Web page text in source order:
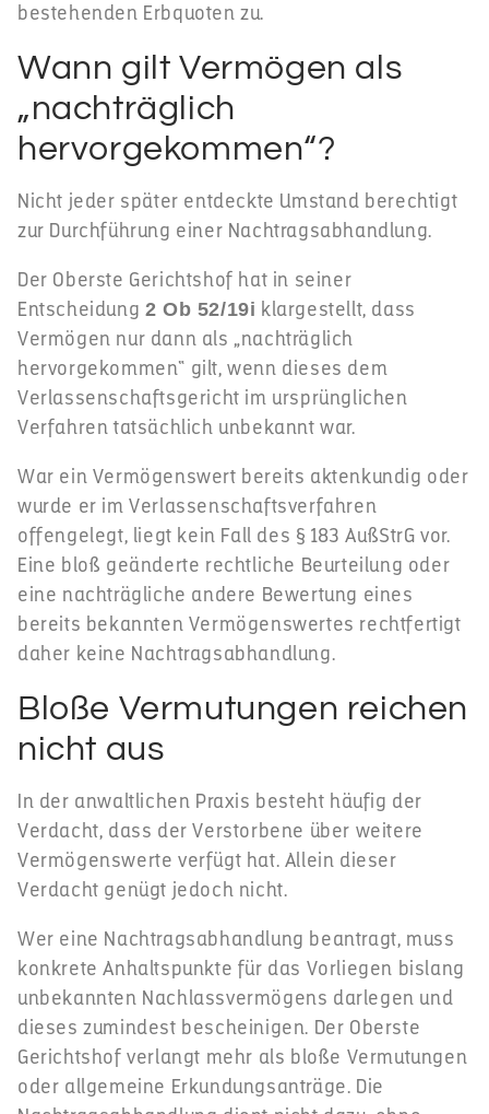
bestehenden Erbquoten zu.
Wann gilt Vermögen als
„nachträglich
hervorgekommen“?
Nicht jeder später entdeckte Umstand berechtigt
zur Durchführung einer Nachtragsabhandlung.
Der Oberste Gerichtshof hat in seiner
Entscheidung 2 Ob 52/19i klargestellt, dass
Vermögen nur dann als „nachträglich
hervorgekommen“ gilt, wenn dieses dem
Verlassenschaftsgericht im ursprünglichen
Verfahren tatsächlich unbekannt war.
War ein Vermögenswert bereits aktenkundig oder
wurde er im Verlassenschaftsverfahren
offengelegt, liegt kein Fall des § 183 AußStrG vor.
Eine bloß geänderte rechtliche Beurteilung oder
eine nachträgliche andere Bewertung eines
bereits bekannten Vermögenswertes rechtfertigt
daher keine Nachtragsabhandlung.
Bloße Vermutungen reichen
nicht aus
In der anwaltlichen Praxis besteht häufig der
Verdacht, dass der Verstorbene über weitere
Vermögenswerte verfügt hat. Allein dieser
Verdacht genügt jedoch nicht.
Wer eine Nachtragsabhandlung beantragt, muss
konkrete Anhaltspunkte für das Vorliegen bislang
unbekannten Nachlassvermögens darlegen und
dieses zumindest bescheinigen. Der Oberste
Gerichtshof verlangt mehr als bloße Vermutungen
oder allgemeine Erkundungsanträge. Die